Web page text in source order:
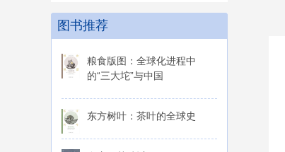
图书推荐
粮食版图：全球化进程中
的“三大坨”与中国
东方树叶：茶叶的全球史